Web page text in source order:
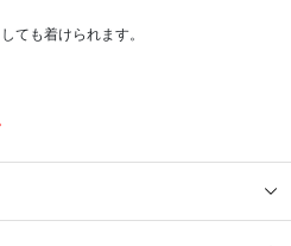
ても着けられます。